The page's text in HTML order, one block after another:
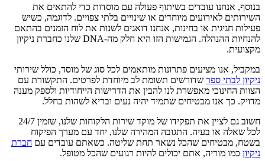
בנוסף, אנחנו עובדים בשיתוף פעולה עם מוסדות כדי להתאים את
השירותים לאירועים מיוחדים או שינויים בלתי צפויים. לדוגמה, כשיש
פעילות חגיגית או בחינות, אנחנו דואגים לשנות את לוח הזמנים בהתאם
להנחיות ההנהלה. הגמישות הזו היא חלק מה-DNA שלנו כחברת ניקיון
מקצועית.
במקביל, אנו מציעים פתרונות מותאמים לכל סוג של מוסד, כולל שירותי
ניקיון לבתי ספר שדורשים תשומת לב מיוחדת לפרטים. התקשורת עם
הצוות החינוכי מאפשרת לנו להבין את הדרישות הייחודיות ולספק מענה
מדויק. כך אנו מבטיחים שתמיד יהיה נעים ובריא לשהות בחלל.
חשוב גם לציין את תפקידו של מוקד שירות הלקוחות שלנו, שזמין 24/7
לכל שאלה או בעיה. התגובה המהירה שלנו, יחד עם מערך הפיקוח
בשטח, מבטיחים שהכל נשאר תחת שליטה. כשאתם עובדים עם חברת
ניקיון כמו מוריה, אתם יכולים להיות רגועים שהכל מטופל.